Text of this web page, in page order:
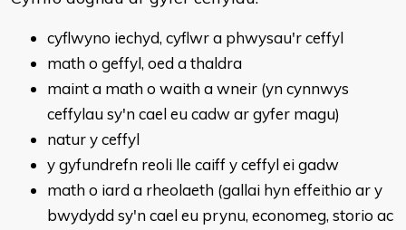
cyflwyno iechyd, cyflwr a phwysau'r ceffyl
math o geffyl, oed a thaldra
maint a math o waith a wneir (yn cynnwys
ceffylau sy'n cael eu cadw ar gyfer magu)
natur y ceffyl
y gyfundrefn reoli lle caiff y ceffyl ei gadw
math o iard a rheolaeth (gallai hyn effeithio ar y
bwydydd sy'n cael eu prynu, economeg, storio ac